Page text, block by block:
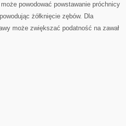
powodować powstawanie próchnicy
żółknięcie zębów. Dla
może zwiększać podatność na zawał